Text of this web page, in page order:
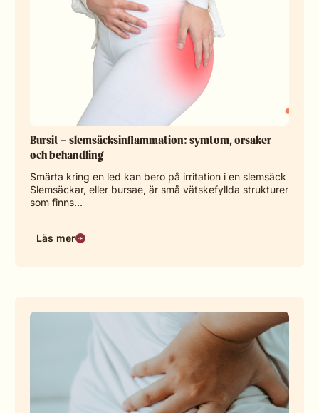
Bursit – slemsäcksinflammation: symtom, orsaker
och behandling
Smärta kring en led kan bero på irritation i en slemsäck
Slemsäckar, eller bursae, är små vätskefyllda strukturer
som finns…
Läs mer